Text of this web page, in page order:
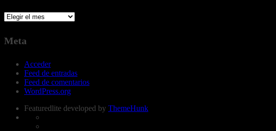
Archivos
Meta
Acceder
Feed de entradas
Feed de comentarios
WordPress.org
Featuredlite developed by ThemeHunk